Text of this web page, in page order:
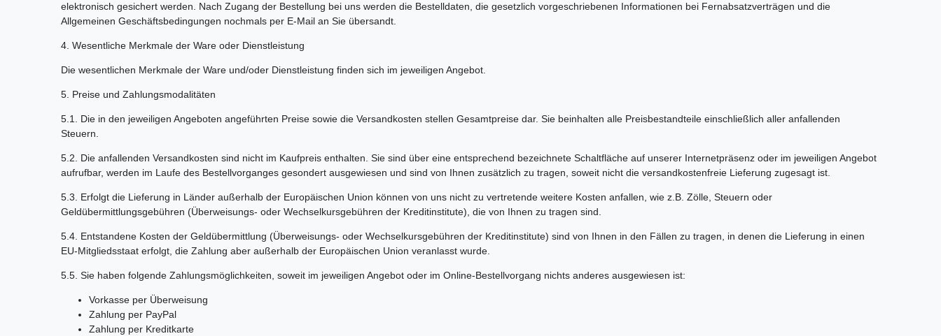
elektronisch gesichert werden. Nach Zugang der Bestellung bei uns werden die Bestelldaten, die gesetzlich vorgeschriebenen Informationen bei Fernabsatzverträgen und die
Allgemeinen Geschäftsbedingungen nochmals per E-Mail an Sie übersandt.
4. Wesentliche Merkmale der Ware oder Dienstleistung
Die wesentlichen Merkmale der Ware und/oder Dienstleistung finden sich im jeweiligen Angebot.
5. Preise und Zahlungsmodalitäten
5.1. Die in den jeweiligen Angeboten angeführten Preise sowie die Versandkosten stellen Gesamtpreise dar. Sie beinhalten alle Preisbestandteile einschließlich aller anfallenden
Steuern.
5.2. Die anfallenden Versandkosten sind nicht im Kaufpreis enthalten. Sie sind über eine entsprechend bezeichnete Schaltfläche auf unserer Internetpräsenz oder im jeweiligen Angebot
aufrufbar, werden im Laufe des Bestellvorganges gesondert ausgewiesen und sind von Ihnen zusätzlich zu tragen, soweit nicht die versandkostenfreie Lieferung zugesagt ist.
5.3. Erfolgt die Lieferung in Länder außerhalb der Europäischen Union können von uns nicht zu vertretende weitere Kosten anfallen, wie z.B. Zölle, Steuern oder
Geldübermittlungsgebühren (Überweisungs- oder Wechselkursgebühren der Kreditinstitute), die von Ihnen zu tragen sind.
5.4. Entstandene Kosten der Geldübermittlung (Überweisungs- oder Wechselkursgebühren der Kreditinstitute) sind von Ihnen in den Fällen zu tragen, in denen die Lieferung in einen
EU-Mitgliedsstaat erfolgt, die Zahlung aber außerhalb der Europäischen Union veranlasst wurde.
5.5. Sie haben folgende Zahlungsmöglichkeiten, soweit im jeweiligen Angebot oder im Online-Bestellvorgang nichts anderes ausgewiesen ist:
Vorkasse per Überweisung
Zahlung per PayPal
Zahlung per Kreditkarte